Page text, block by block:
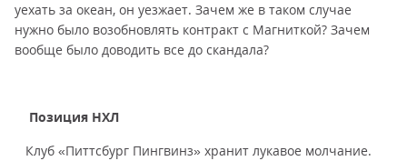
уехать за океан, он уезжает. Зачем же в таком случае
нужно было возобновлять контракт с Магниткой? Зачем
вообще было доводить все до скандала?
Позиция НХЛ
Клуб «Питтсбург Пингвинз» хранит лукавое молчание.